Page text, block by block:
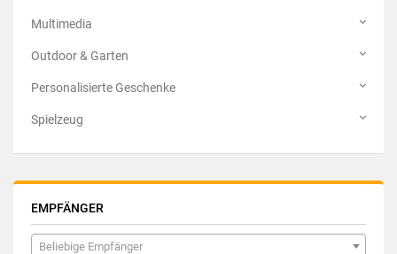
Multimedia
Outdoor & Garten
Personalisierte Geschenke
Spielzeug
EMPFÄNGER
Beliebige Empfänger